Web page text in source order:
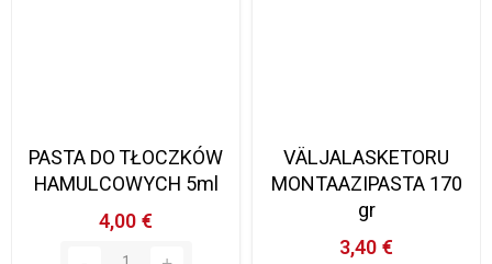
PASTA DO TŁOCZKÓW
HAMULCOWYCH 5ml
4,00 €
VÄLJALASKETORU
MONTAAZIPASTA 170
gr
3,40 €